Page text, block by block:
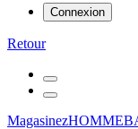
Connexion
Retour
MagasinezHOMME